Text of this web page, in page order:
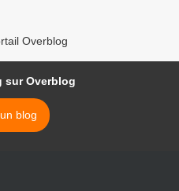
Overblog
sur Overblog
blog